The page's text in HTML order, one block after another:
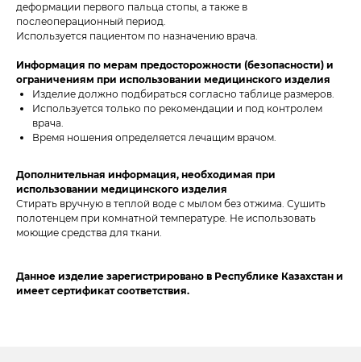
деформации первого пальца стопы, а также в
послеоперационный период.
Используется пациентом по назначению врача.
Информация по мерам предосторожности (безопасности) и
ограничениям при использовании медицинского изделия
Изделие должно подбираться согласно таблице размеров.
Используется только по рекомендации и под контролем
врача.
Время ношения определяется лечащим врачом.
Дополнительная информация, необходимая при
использовании медицинского изделия
Стирать вручную в теплой воде с мылом без отжима. Сушить
полотенцем при комнатной температуре. Не использовать
моющие средства для ткани.
Данное изделие зарегистрировано в Республике Казахстан и
имеет сертификат соответствия.